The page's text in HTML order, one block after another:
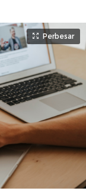
Perbesar